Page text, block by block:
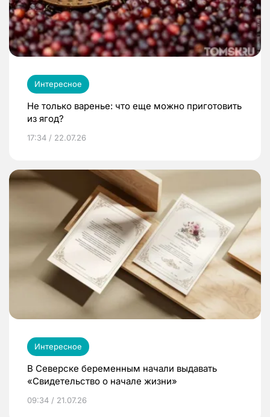
Интересное
Не только варенье: что еще можно приготовить
из ягод?
17:34 / 22.07.26
Интересное
В Северске беременным начали выдавать
«Свидетельство о начале жизни»
09:34 / 21.07.26